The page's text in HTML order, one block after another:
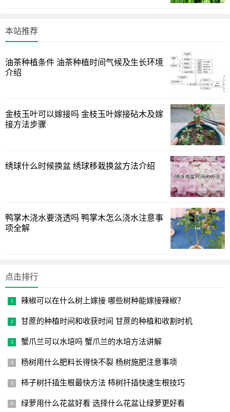
大家可以看一看紫背万年青的样子。叶子的颜色带着紫色
和绿色，也是很有特点的一种植物。养护紫背万年青可要多
1.注意紫背万年青的光照
本站推荐
油茶种植条件 油茶种植时间气候及生长环境
介绍
金枝玉叶可以嫁接吗 金枝玉叶嫁接砧木及嫁
接方法步骤
绣球什么时候换盆 绣球移栽换盆方法介绍
鸭掌木浇水要浇透吗 鸭掌木怎么浇水注意事
项全解
点击排行
辣椒可以在什么树上嫁接 哪些树种能嫁接辣椒？
甘蔗的种植时间和收获时间 甘蔗的种植和收割时机
蟹爪兰可以水培吗 蟹爪兰的水培方法讲解
杨树用什么肥料长得快不裂 杨树施肥注意事项
柿子树扦插生根最快方法 柿树扦插快速生根技巧
绿萝用什么花盆好看 选择什么花盆让绿萝更好看